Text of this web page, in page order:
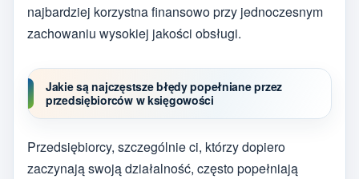
najbardziej korzystna finansowo przy jednoczesnym
zachowaniu wysokiej jakości obsługi.
Jakie są najczęstsze błędy popełniane przez
przedsiębiorców w księgowości
Przedsiębiorcy, szczególnie ci, którzy dopiero
zaczynają swoją działalność, często popełniają